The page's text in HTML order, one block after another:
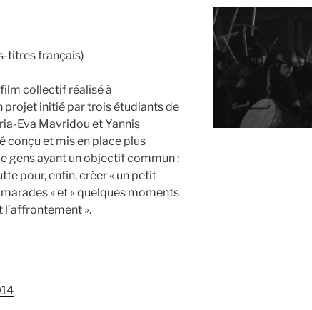
titres français)
collectif réalisé à
projet initié par trois étudiants de
Eva Mavridou et Yannis
conçu et mis en place plus
gens ayant un objectif commun :
pour, enfin, créer « un petit
» et « quelques moments
l’affrontement ».